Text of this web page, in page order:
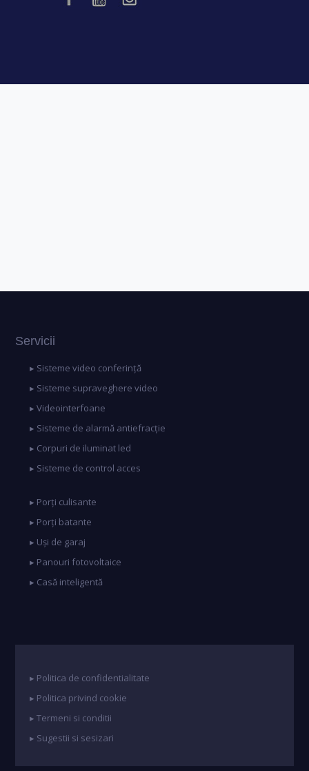
Servicii
▸ Sisteme video conferință
▸ Sisteme supraveghere video
▸ Videointerfoane
▸ Sisteme de alarmă antiefracție
▸ Corpuri de iluminat led
▸ Sisteme de control acces
▸ Porți culisante
▸ Porți batante
▸ Uși de garaj
▸ Panouri fotovoltaice
▸ Casă inteligentă
▸ Politica de confidentialitate
▸ Politica privind cookie
▸ Termeni si conditii
▸ Sugestii si sesizari